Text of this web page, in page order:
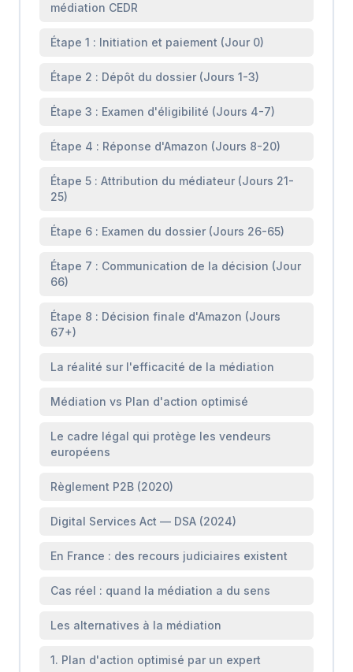
médiation CEDR
Étape 1 : Initiation et paiement (Jour 0)
Étape 2 : Dépôt du dossier (Jours 1-3)
Étape 3 : Examen d'éligibilité (Jours 4-7)
Étape 4 : Réponse d'Amazon (Jours 8-20)
Étape 5 : Attribution du médiateur (Jours 21-
25)
Étape 6 : Examen du dossier (Jours 26-65)
Étape 7 : Communication de la décision (Jour
66)
Étape 8 : Décision finale d'Amazon (Jours
67+)
La réalité sur l'efficacité de la médiation
Médiation vs Plan d'action optimisé
Le cadre légal qui protège les vendeurs
européens
Règlement P2B (2020)
Digital Services Act — DSA (2024)
En France : des recours judiciaires existent
Cas réel : quand la médiation a du sens
Les alternatives à la médiation
1. Plan d'action optimisé par un expert